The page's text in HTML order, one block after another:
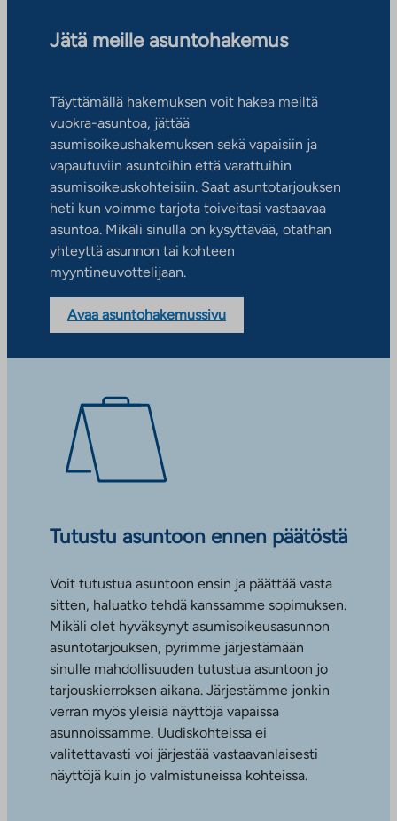
Jätä meille asuntohakemus
Täyttämällä hakemuksen voit hakea meiltä
vuokra-asuntoa, jättää
asumisoikeushakemuksen sekä vapaisiin ja
vapautuviin asuntoihin että varattuihin
asumisoikeuskohteisiin. Saat asuntotarjouksen
heti kun voimme tarjota toiveitasi vastaavaa
asuntoa. Mikäli sinulla on kysyttävää, otathan
yhteyttä asunnon tai kohteen
myyntineuvottelijaan.
Avaa asuntohakemussivu
Tutustu asuntoon ennen päätöstä
Voit tutustua asuntoon ensin ja päättää vasta
sitten, haluatko tehdä kanssamme sopimuksen.
Mikäli olet hyväksynyt asumisoikeusasunnon
asuntotarjouksen, pyrimme järjestämään
sinulle mahdollisuuden tutustua asuntoon jo
tarjouskierroksen aikana. Järjestämme jonkin
verran myös yleisiä näyttöjä vapaissa
asunnoissamme. Uudiskohteissa ei
valitettavasti voi järjestää vastaavanlaisesti
näyttöjä kuin jo valmistuneissa kohteissa.